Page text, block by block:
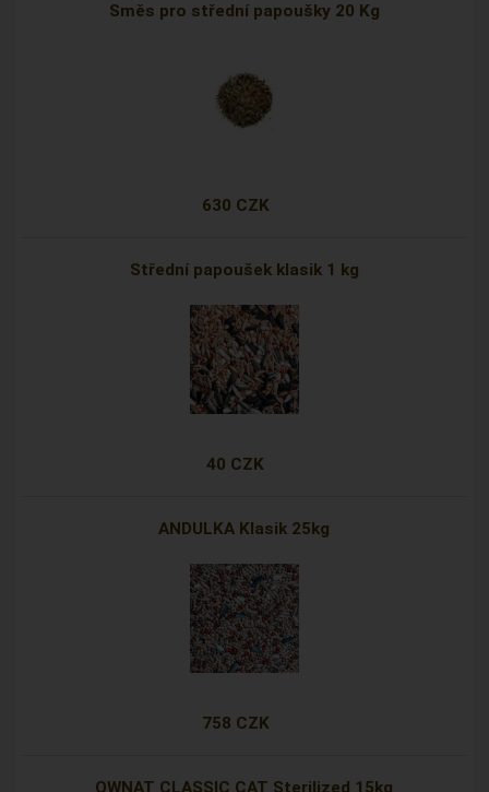
Směs pro střední papoušky 20 Kg
630 CZK
Střední papoušek klasik 1 kg
40 CZK
ANDULKA Klasik 25kg
758 CZK
OWNAT CLASSIC CAT Sterilized 15kg